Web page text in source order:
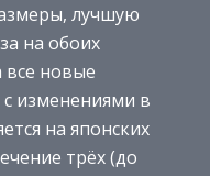
лучшую
на обоих
все новые
изменениями в
на японских
трёх (до